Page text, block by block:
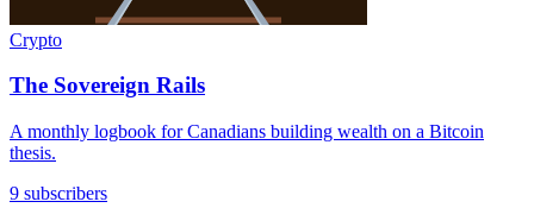
Crypto
The Sovereign Rails
A monthly logbook for Canadians building wealth on a Bitcoin
thesis.
9 subscribers